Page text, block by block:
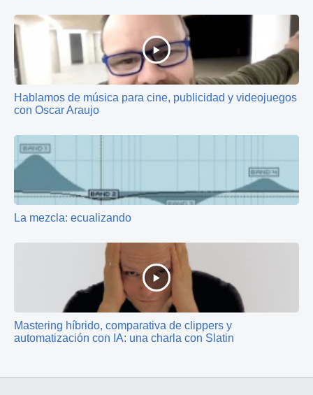
Hablamos de música para cine, publicidad y videojuegos
con Oscar Araujo
La mezcla: ecualizando
Mastering híbrido, comparativa de clippers y
automatización con IA: una charla con Slatin